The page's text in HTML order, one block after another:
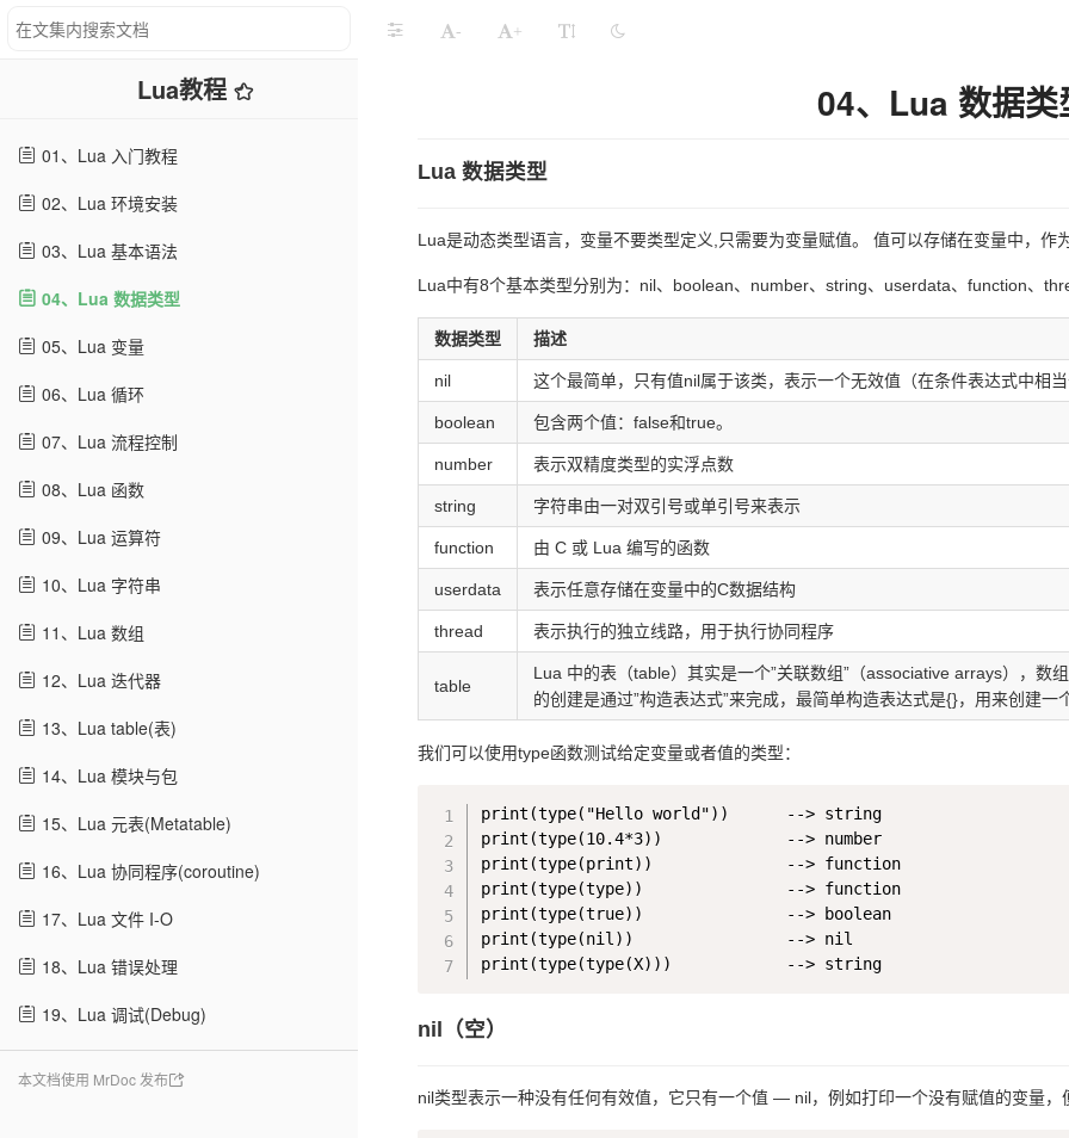
Lua教程
01、Lua 入门教程
02、Lua 环境安装
03、Lua 基本语法
04、Lua 数据类型
05、Lua 变量
06、Lua 循环
07、Lua 流程控制
08、Lua 函数
09、Lua 运算符
10、Lua 字符串
11、Lua 数组
12、Lua 迭代器
13、Lua table(表)
14、Lua 模块与包
15、Lua 元表(Metatable)
16、Lua 协同程序(coroutine)
17、Lua 文件 I-O
18、Lua 错误处理
19、Lua 调试(Debug)
本文档使用 MrDoc 发布
- +
04、Lua 数据类
Lua 数据类型
Lua是动态类型语言，变量不要类型定义,只需要为变量赋值。 值可以存储在变量中，作
Lua中有8个基本类型分别为：nil、boolean、number、string、userdata、function、
数据类型 描述
nil 这个最简单，只有值nil属于该类，表示一个无效值（在条件表达式中相当
boolean 包含两个值：false和true。
number 表示双精度类型的实浮点数
string 字符串由一对双引号或单引号来表示
function 由 C 或 Lua 编写的函数
userdata 表示任意存储在变量中的C数据结构
thread 表示执行的独立线路，用于执行协同程序
table
Lua 中的表（table）其实是一个”关联数组”（associative arrays），数
的创建是通过”构造表达式”来完成，最简单构造表达式是{}，用来创建一
我们可以使用type函数测试给定变量或者值的类型：
print(type("Hello world"))      --> string
print(type(10.4*3))             --> number
print(type(print))              --> function
print(type(type))               --> function
print(type(true))               --> boolean
print(type(nil))                --> nil
print(type(type(X)))            --> string
nil（空）
nil类型表示一种没有任何有效值，它只有一个值 — nil，例如打印一个没有赋值的变量，